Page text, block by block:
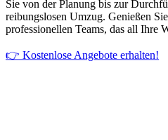
Sie von der Planung bis zur
reibungslosen Umzug. Genießen
professionellen Teams, das all Ihre
👉 Kostenlose Angebote erhalten!